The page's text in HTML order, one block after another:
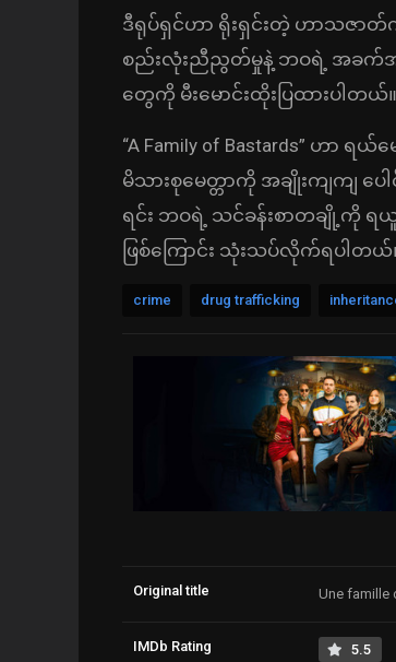
ဒီရုပ်ရှင်ဟာ ရိုးရှင်းတဲ့ ဟာသဇာ
စည်းလုံးညီညွတ်မှုနဲ့ ဘဝရဲ့ အခက်အ
တွေကို မီးမောင်းထိုးပြထားပါတယ်။
“A Family of Bastards” ဟ
မိသားစုမေတ္တာကို အချိုးကျကျ ပေ
ရင်း ဘဝရဲ့ သင်ခန်းစာတချို့ကို
ဖြစ်ကြောင်း သုံးသပ်လိုက်ရပါတယ်
crime drug trafficking
Original title Une famille
IMDb Rating 5.5